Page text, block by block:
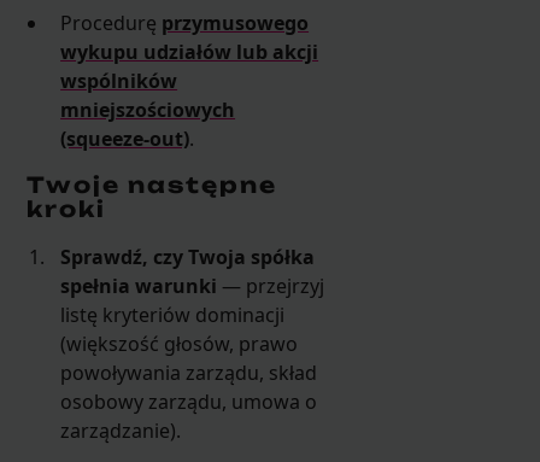
Procedurę przymusowego
wykupu udziałów lub akcji
wspólników
mniejszościowych
(squeeze-out).
Twoje następne
kroki
Sprawdź, czy Twoja spółka
spełnia warunki — przejrzyj
listę kryteriów dominacji
(większość głosów, prawo
powoływania zarządu, skład
osobowy zarządu, umowa o
zarządzanie).